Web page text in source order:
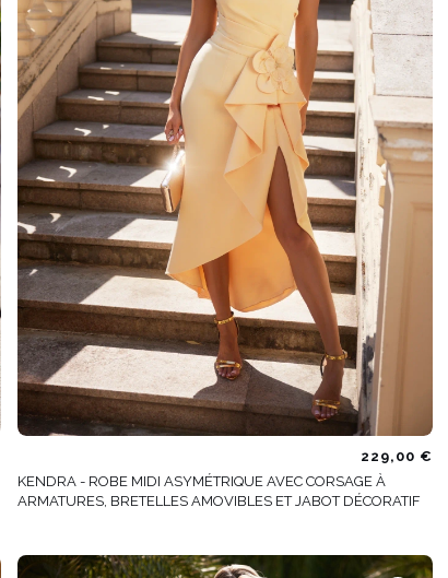
229,00 €
KENDRA - ROBE MIDI ASYMÉTRIQUE AVEC CORSAGE À
ARMATURES, BRETELLES AMOVIBLES ET JABOT DÉCORATIF